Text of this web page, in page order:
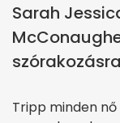
Sarah
Tripp minden nő